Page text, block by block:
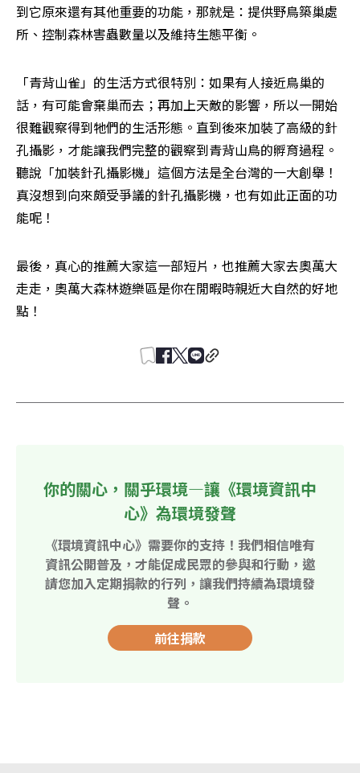
到它原來還有其他重要的功能，那就是：提供野鳥築巢處
所、控制森林害蟲數量以及維持生態平衡。
「青背山雀」的生活方式很特別：如果有人接近鳥巢的
話，有可能會棄巢而去；再加上天敵的影響，所以一開始
很難觀察得到牠們的生活形態。直到後來加裝了高級的針
孔攝影，才能讓我們完整的觀察到青背山鳥的孵育過程。
聽說「加裝針孔攝影機」這個方法是全台灣的一大創舉！
真沒想到向來頗受爭議的針孔攝影機，也有如此正面的功
能呢！
最後，真心的推薦大家這一部短片，也推薦大家去奧萬大
走走，奧萬大森林遊樂區是你在閒暇時親近大自然的好地
點！
你的關心，關乎環境—讓《環境資訊中
心》為環境發聲
《環境資訊中心》需要你的支持！我們相信唯有
資訊公開普及，才能促成民眾的參與和行動，邀
請您加入定期捐款的行列，讓我們持續為環境發
聲。
前往捐款